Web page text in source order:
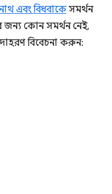
এবং বিধবাকেসমর্থন
জন্য কোন সমর্থন নেই,
বিবেচনা করুন: